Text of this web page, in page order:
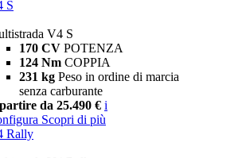
S
V4 S
170 CV POTENZA
124 Nm COPPIA
231 kg Peso in ordine di marcia
senza carburante
da 25.490 € i
Scopri di più
Rally